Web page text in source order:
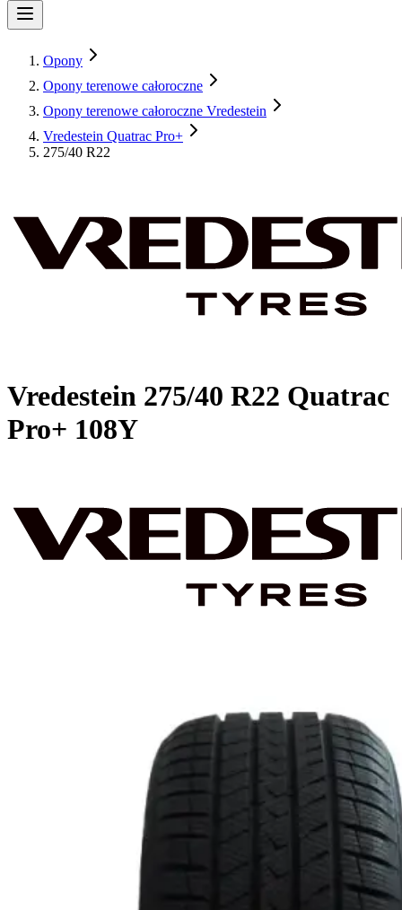
Opony
Opony terenowe całoroczne
Opony terenowe całoroczne Vredestein
Vredestein Quatrac Pro+
275/40 R22
Vredestein 275/40 R22 Quatrac
Pro+ 108Y